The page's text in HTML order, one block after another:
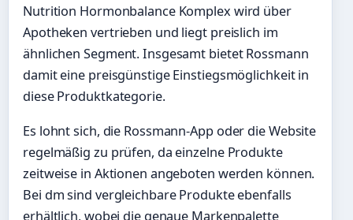
Nutrition Hormonbalance Komplex wird über
Apotheken vertrieben und liegt preislich im
ähnlichen Segment. Insgesamt bietet Rossmann
damit eine preisgünstige Einstiegsmöglichkeit in
diese Produktkategorie.
Es lohnt sich, die Rossmann-App oder die Website
regelmäßig zu prüfen, da einzelne Produkte
zeitweise in Aktionen angeboten werden können.
Bei dm sind vergleichbare Produkte ebenfalls
erhältlich, wobei die genaue Markenpalette